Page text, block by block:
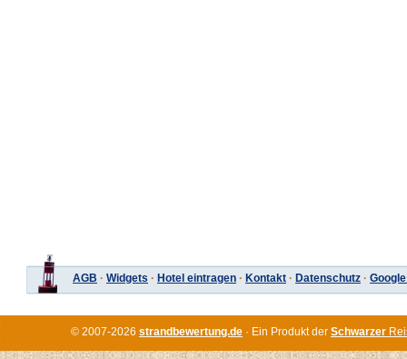
AGB · Widgets · Hotel eintragen · Kontakt · Datenschutz ·
© 2007-2026 strandbewertung.de · Ein Produkt der Schwarzer